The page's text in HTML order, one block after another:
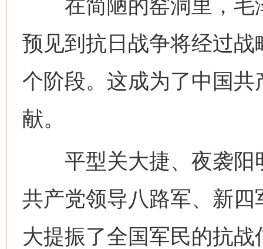
在简陋的窑洞里，毛
预见到抗日战争将经过
个阶段。这成为了中国
献。
平型关大捷、夜袭阳
共产党领导八路军、新
大提振了全国军民的抗